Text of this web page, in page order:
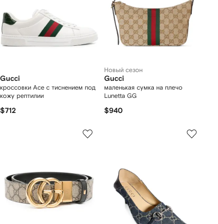
Gucci
кроссовки Ace с тиснением под
кожу рептилии
$712
Новый сезон
Gucci
маленькая сумка на плечо
Lunetta GG
$940